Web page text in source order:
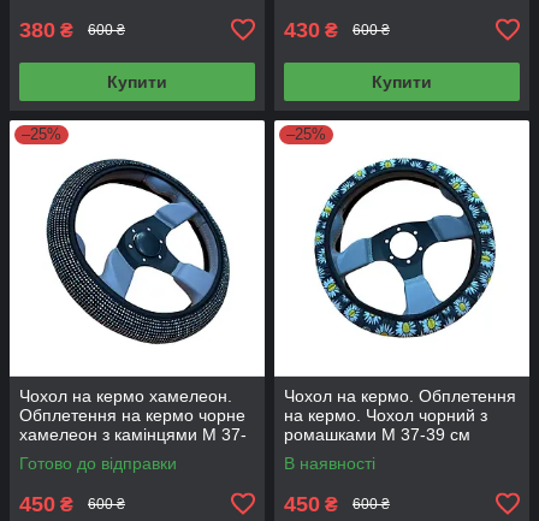
380 ₴ 600 ₴
Купити
430 ₴ 600 ₴
Купити
–25%
Чохол на кермо хамелеон.
Обплетення на кермо чорне
хамелеон з камінцями М 37-
39
Готово до відправки
450 ₴ 600 ₴
–25%
Чохол на кермо. Обплетення
на кермо. Чохол чорний з
ромашками М 37-39 см
В наявності
450 ₴ 600 ₴